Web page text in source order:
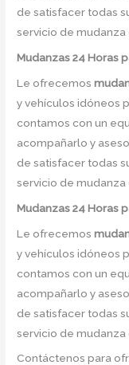
de satisfacer todas
servicio de mudanza
Mudanzas 24 Horas
Le ofrecemos
y vehículos idóneos
contamos con un
acompañarlo y
de satisfacer todas
servicio de mudanza
Mudanzas 24 Horas
Le ofrecemos
y vehículos idóneos
contamos con un
acompañarlo y
de satisfacer todas
servicio de mudanza
Contáctenos para